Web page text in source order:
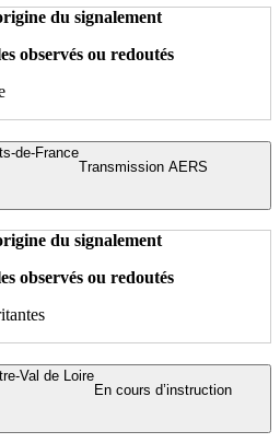
du signalement
observés ou redoutés
Transmission AERS
de-France
du signalement
observés ou redoutés
En cours d’instruction
Val de Loire